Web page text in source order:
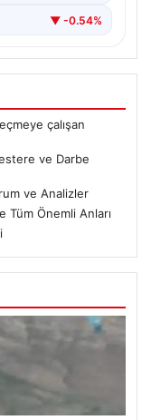
▼ -0.54%
çalışan
ve Darbe
ve Analizler
Tüm Önemli Anları